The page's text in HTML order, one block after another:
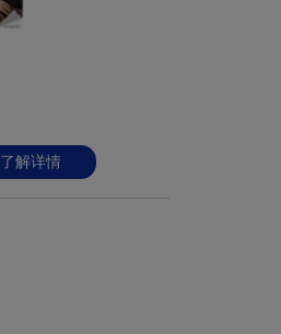
了解详情